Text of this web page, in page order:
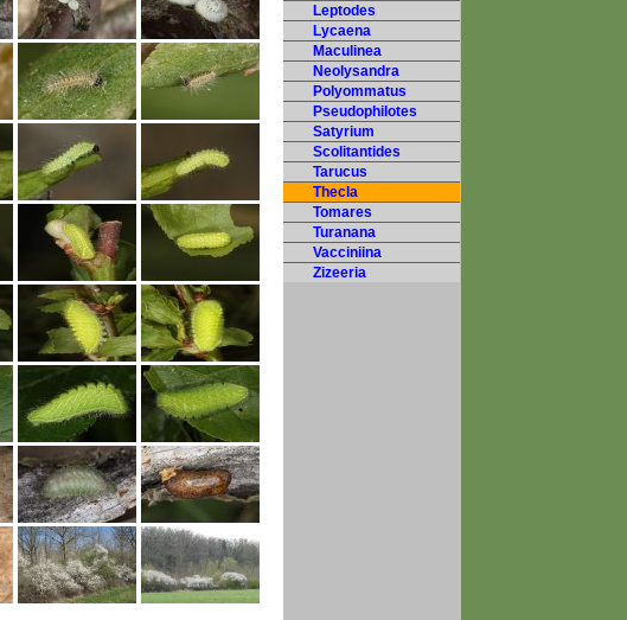
Leptodes
Lycaena
Maculinea
Neolysandra
Polyommatus
Pseudophilotes
Satyrium
Scolitantides
Tarucus
Thecla
Tomares
Turanana
Vacciniina
Zizeeria